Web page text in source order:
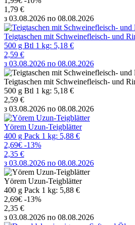
1,79 €
з 03.08.2026 по 08.08.2026
Teigtaschen mit Schweinefleisch- und
500 g Btl 1 kg: 5,18 €
2,59 €
з 03.08.2026 по 08.08.2026
Teigtaschen mit Schweinefleisch- und
500 g Btl 1 kg: 5,18 €
2,59 €
з 03.08.2026 по 08.08.2026
Yörem Uzun-Teigblätter
400 g Pack 1 kg: 5,88 €
2,69€ -13%
2,35 €
з 03.08.2026 по 08.08.2026
Yörem Uzun-Teigblätter
400 g Pack 1 kg: 5,88 €
2,69€ -13%
2,35 €
з 03.08.2026 по 08.08.2026